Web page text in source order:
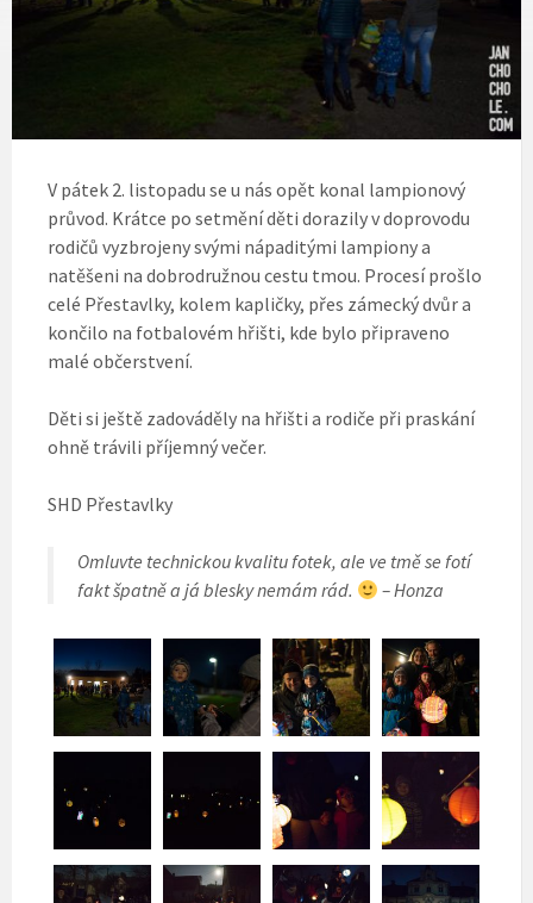
V pátek 2. listopadu se u nás opět konal lampionový
průvod. Krátce po setmění děti dorazily v doprovodu
rodičů vyzbrojeny svými nápaditými lampiony a
natěšeni na dobrodružnou cestu tmou. Procesí prošlo
celé Přestavlky, kolem kapličky, přes zámecký dvůr a
končilo na fotbalovém hřišti, kde bylo připraveno
malé občerstvení.
Děti si ještě zadováděly na hřišti a rodiče při praskání
ohně trávili příjemný večer.
SHD Přestavlky
Omluvte technickou kvalitu fotek, ale ve tmě se fotí
fakt špatně a já blesky nemám rád.
– Honza